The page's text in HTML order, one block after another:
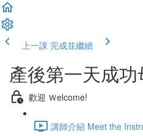
上一課 完成並繼續
產後第一天成
歡迎 Ｗelcome!
講師介紹 Meet the